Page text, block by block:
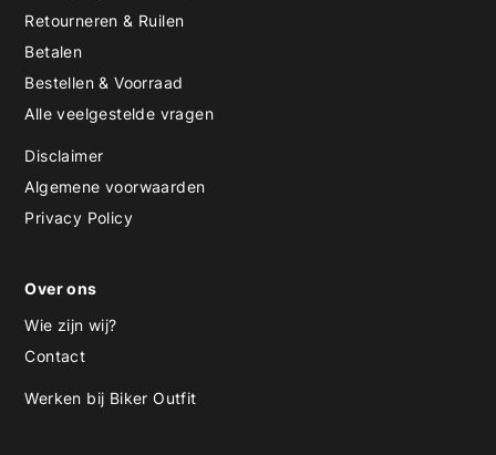
Retourneren & Ruilen
Betalen
Bestellen & Voorraad
Alle veelgestelde vragen
Disclaimer
Algemene voorwaarden
Privacy Policy
Over ons
Wie zijn wij?
Contact
Werken bij Biker Outfit